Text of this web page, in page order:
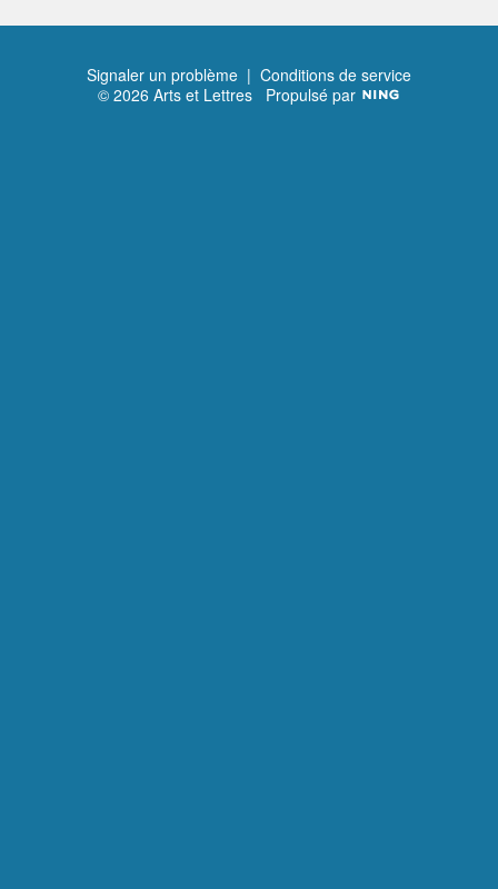
Signaler un problème | Conditions de service
© 2026 Arts et Lettres Propulsé par